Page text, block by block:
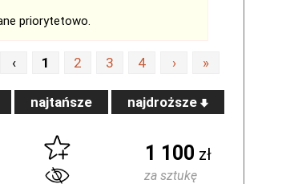
priorytetowo.
‹ 1 2 3 4 › »
najtańsze najdroższe
1 100 zł
za sztukę